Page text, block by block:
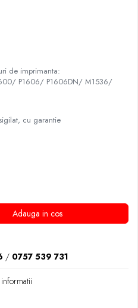
de imprimanta:
P1606/ P1606DN/ M1536/
cu garantie
Adauga in cos
/ 0757 539 731